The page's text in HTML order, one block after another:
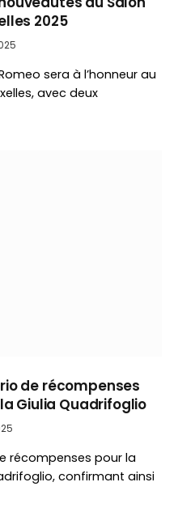
2025
sera à l’honneur au
avec deux
de récompenses
Giulia Quadrifoglio
récompenses pour la
confirmant ainsi